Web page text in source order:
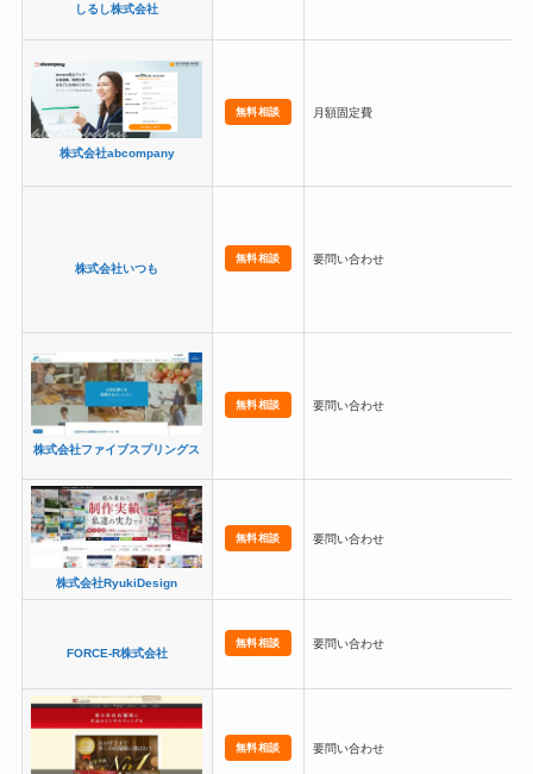
しるし株式会社
株式会社abcompany
無料相談 月額固定費
株式会社いつも
無料相談 要問い合わせ
株式会社ファイブスプリングス
無料相談 要問い合わせ
株式会社RyukiDesign
無料相談 要問い合わせ
FORCE-R株式会社
無料相談 要問い合わせ
無料相談 要問い合わせ